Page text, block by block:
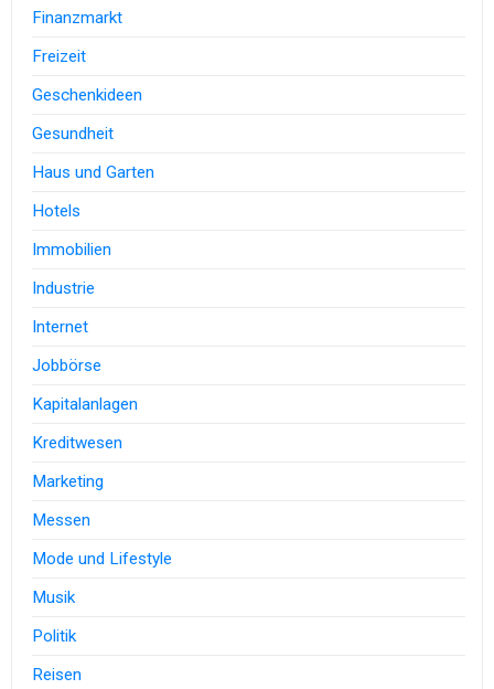
Finanzmarkt
Freizeit
Geschenkideen
Gesundheit
Haus und Garten
Hotels
Immobilien
Industrie
Internet
Jobbörse
Kapitalanlagen
Kreditwesen
Marketing
Messen
Mode und Lifestyle
Musik
Politik
Reisen